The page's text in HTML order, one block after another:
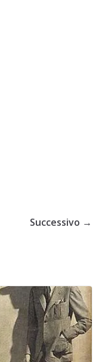
Successivo →
OPINIONI